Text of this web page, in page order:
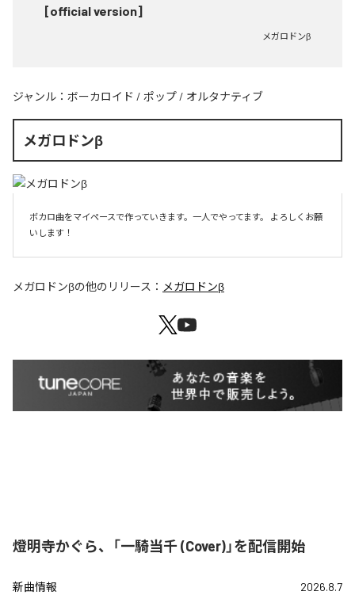
[official version]
メガロドンβ
ジャンル： ボーカロイド / ポップ / オルタナティブ
メガロドンβ
ボカロ曲をマイペースで作っていきます。一人でやってます。 よろしくお願
いします！
メガロドンβの他のリリース： メガロドンβ
燈明寺かぐら、「一騎当千 (Cover)」を配信開始
新曲情報 2026.8.7